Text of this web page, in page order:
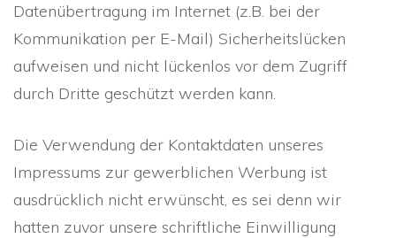
Datenübertragung im Internet (z.B. bei der
Kommunikation per E-Mail) Sicherheitslücken
aufweisen und nicht lückenlos vor dem Zugriff
durch Dritte geschützt werden kann.
Die Verwendung der Kontaktdaten unseres
Impressums zur gewerblichen Werbung ist
ausdrücklich nicht erwünscht, es sei denn wir
hatten zuvor unsere schriftliche Einwilligung